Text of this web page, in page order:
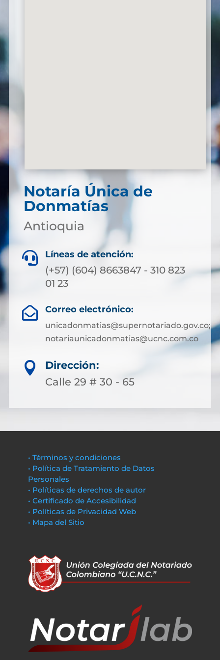
Notaría Única de
Donmatías
Antioquia
 Líneas de atención:
(+57) (604) 8663847 - 310 823
01 23
 Correo electrónico:
unicadonmatias@supernotariado.gov.co;
notariaunicadonmatias@ucnc.com.co

Dirección:
Calle 29 # 30 - 65
• Términos y condiciones
• Política de Tratamiento de Datos
Personales
• Políticas de derechos de autor
• Certificado de Accesibilidad
• Políticas de Privacidad Web
• Mapa del Sitio